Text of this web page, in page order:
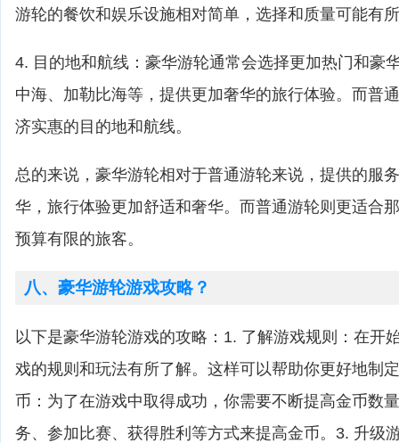
游轮的餐饮和娱乐设施相对简单，选择和质量可能有
4. 目的地和航线：豪华游轮通常会选择更加热门和豪
中海、加勒比海等，提供更加奢华的旅行体验。而普
济实惠的目的地和航线。
总的来说，豪华游轮相对于普通游轮来说，提供的服
华，旅行体验更加舒适和奢华。而普通游轮则更适合
预算有限的旅客。
八、豪华游轮游戏攻略？
以下是豪华游轮游戏的攻略：1. 了解游戏规则：在开
戏的规则和玩法有所了解。这样可以帮助你更好地制
币：为了在游戏中取得成功，你需要不断提高金币数
务、参加比赛、获得胜利等方式来提高金币。3. 升级